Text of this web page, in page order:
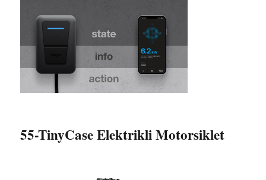
55-TinyCase Elektrikli Motorsiklet